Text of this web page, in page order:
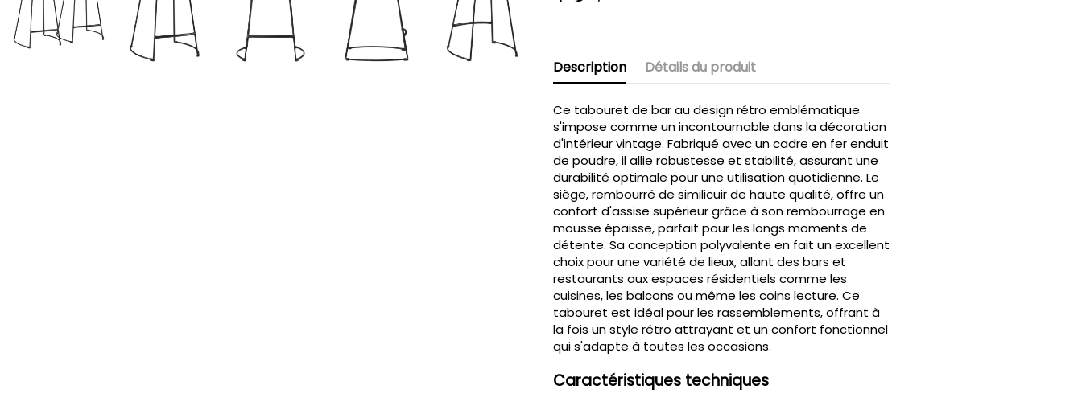
Description Détails du produit
Ce tabouret de bar au design rétro emblématique
s'impose comme un incontournable dans la décoration
d'intérieur vintage. Fabriqué avec un cadre en fer enduit
de poudre, il allie robustesse et stabilité, assurant une
durabilité optimale pour une utilisation quotidienne. Le
siège, rembourré de similicuir de haute qualité, offre un
confort d'assise supérieur grâce à son rembourrage en
mousse épaisse, parfait pour les longs moments de
détente. Sa conception polyvalente en fait un excellent
choix pour une variété de lieux, allant des bars et
restaurants aux espaces résidentiels comme les
cuisines, les balcons ou même les coins lecture. Ce
tabouret est idéal pour les rassemblements, offrant à
la fois un style rétro attrayant et un confort fonctionnel
qui s'adapte à toutes les occasions.
Caractéristiques techniques